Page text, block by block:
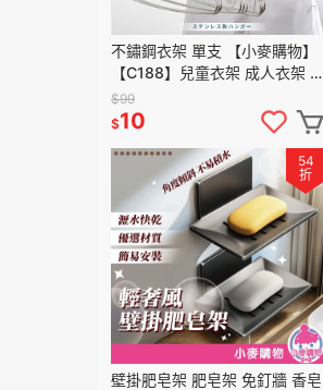
不鏽鋼衣架 單支 【小麥購物】
【C188】兒童衣架 成人衣架 衣
架 曬衣架 晾衣架 曬衣 不鏽鋼
收納|
$99
$10
54
折
壁掛肥皂架 肥皂架 免釘牆 香皂